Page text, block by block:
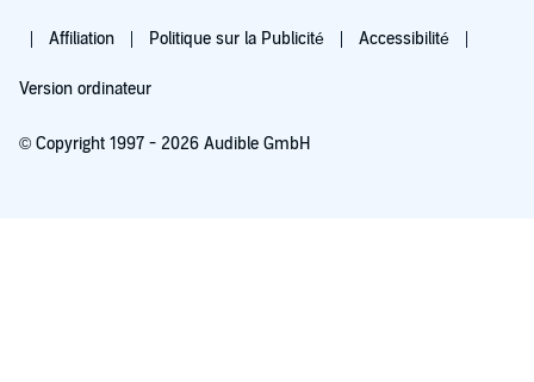
Affiliation Politique sur la Publicité Accessibilité
Version ordinateur
© Copyright 1997 - 2026 Audible GmbH